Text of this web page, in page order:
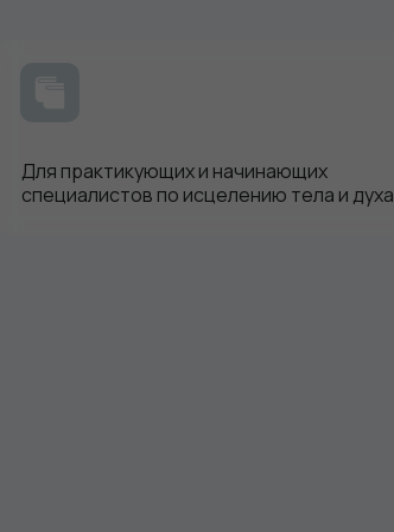
Для практикующих и начинающих
специалистов по исцелению тела и духа